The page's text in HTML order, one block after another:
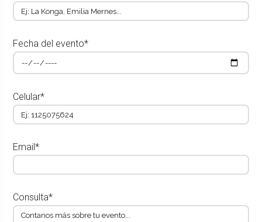
Fecha del evento*
Celular*
Email*
Consulta*